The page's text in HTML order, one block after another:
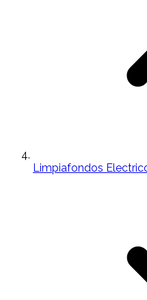
Limpiafondos